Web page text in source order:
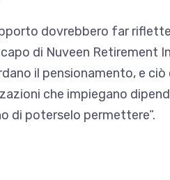
dovrebbero far
di Nuveen Retirement
il pensionamento, e
che impiegano
di poterselo permettere”.